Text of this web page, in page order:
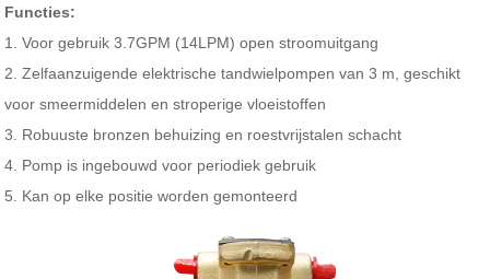
Functies:
1. Voor gebruik 3.7GPM (14LPM) open stroomuitgang
2. Zelfaanzuigende elektrische tandwielpompen van 3 m, geschikt
voor smeermiddelen en stroperige vloeistoffen
3. Robuuste bronzen behuizing en roestvrijstalen schacht
4. Pomp is ingebouwd voor periodiek gebruik
5. Kan op elke positie worden gemonteerd